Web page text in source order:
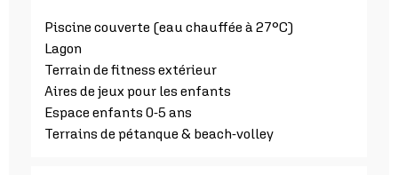
Piscine couverte (eau chauffée à 27°C)
Lagon
Terrain de fitness extérieur
Aires de jeux pour les enfants
Espace enfants 0-5 ans
Terrains de pétanque & beach-volley